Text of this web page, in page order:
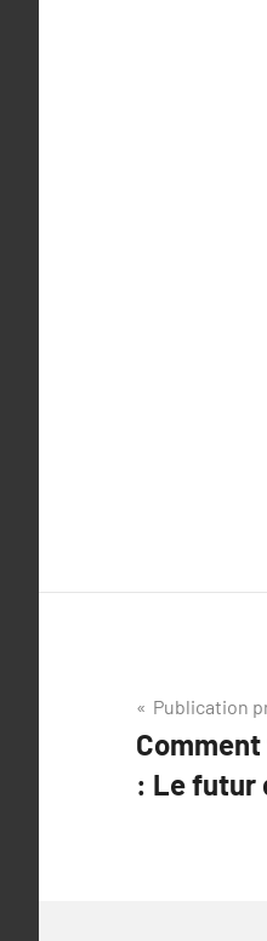
de
l’article
Publication
: Le futur